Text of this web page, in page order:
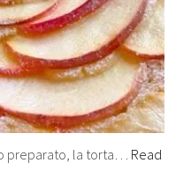
preparato, la torta… Read